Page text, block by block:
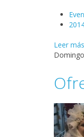
Leer